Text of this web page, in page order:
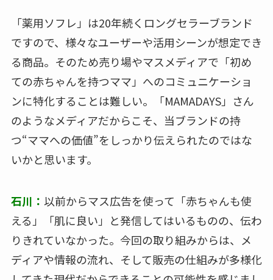
「薬用ソフレ」は20年続くロングセラーブランド
ですので、様々なユーザーや活用シーンが想定でき
る商品。そのため売り場やマスメディアで「初め
ての赤ちゃんを持つママ」へのコミュニケーショ
ンに特化することは難しい。「MAMADAYS」さん
のようなメディアだからこそ、当ブランドの持
つ“ママへの価値”をしっかり伝えられたのではな
いかと思います。
石川： 以前からマス広告を使って「赤ちゃんも使
える」「肌に良い」と発信してはいるものの、伝わ
りきれていなかった。今回の取り組みからは、メ
ディアや情報の流れ、そして販売の仕組みが多様化